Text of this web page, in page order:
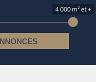
4 000 m² et +